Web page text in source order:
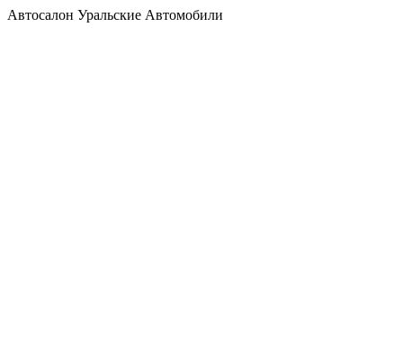
Автосалон Уральские Автомобили